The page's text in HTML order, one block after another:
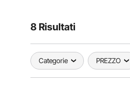
8 Risultati
Categorie PREZZO